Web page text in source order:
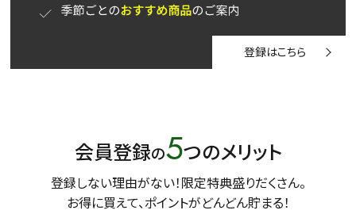
登録はこちら
会員登録の5つのメリット
登録しない理由がない！限定特典盛りだくさん。
お得に買えて、ポイントがどんどん貯まる！